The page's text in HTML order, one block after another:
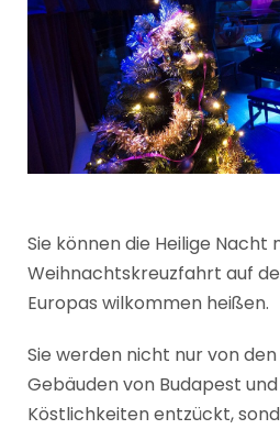
Sie können die Heilige Nacht
Weihnachtskreuzfahrt auf
Europas wilkommen heißen.
Sie werden nicht nur von
Gebäuden von Budapest
Köstlichkeiten entzückt,